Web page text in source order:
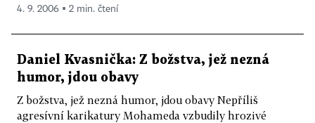
4. 9. 2006 ▪ 2 min. čtení
Daniel Kvasnička: Z božstva, jež nezná
humor, jdou obavy
Z božstva, jež nezná humor, jdou obavy Nepříliš
agresívní karikatury Mohameda vzbudily hrozivé